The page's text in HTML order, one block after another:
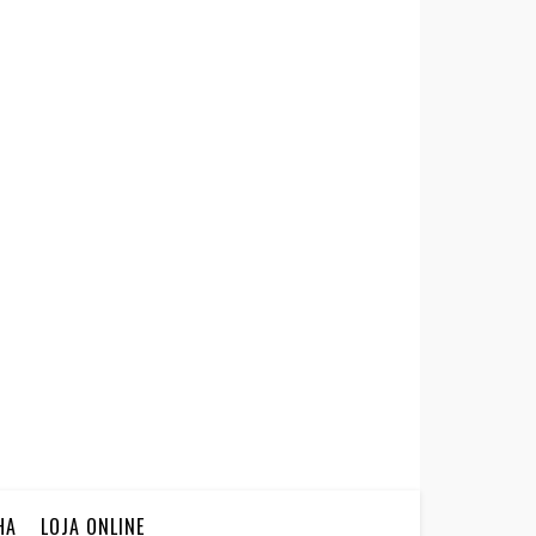
LOJA ONLINE